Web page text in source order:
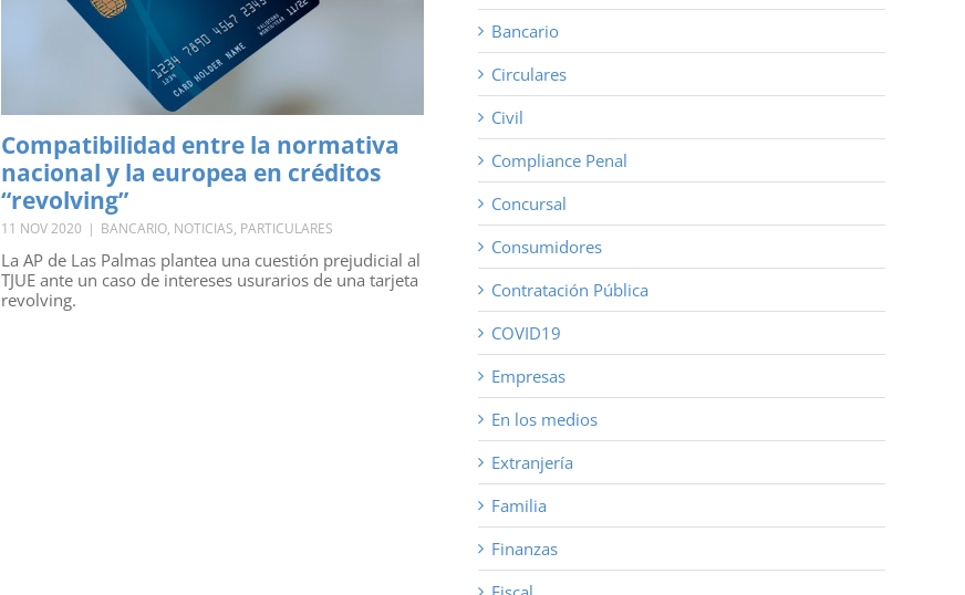
Compatibilidad entre la normativa
nacional y la europea en créditos
“revolving”
11 NOV 2020 | BANCARIO, NOTICIAS, PARTICULARES
La AP de Las Palmas plantea una cuestión prejudicial al
TJUE ante un caso de intereses usurarios de una tarjeta
revolving.
Bancario
Circulares
Civil
Compliance Penal
Concursal
Consumidores
Contratación Pública
COVID19
Empresas
En los medios
Extranjería
Familia
Finanzas